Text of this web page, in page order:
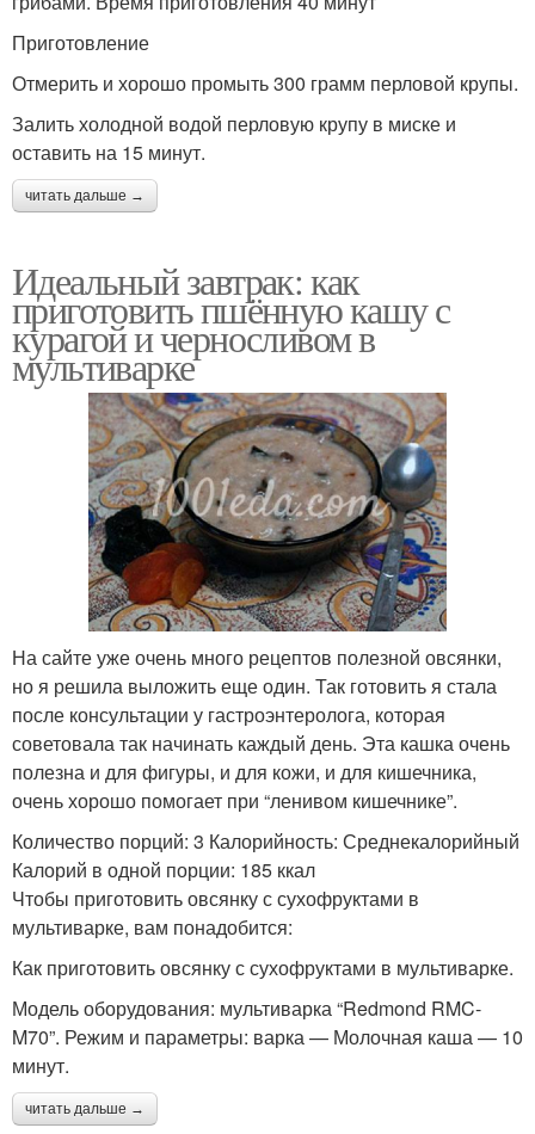
Приготовление
Отмерить и хорошо промыть 300 грамм перловой крупы.
Залить холодной водой перловую крупу в миске и
оставить на 15 минут.
читать дальше →
Идеальный завтрак: как
приготовить пшённую кашу с
курагой и черносливом в
мультиварке
На сайте уже очень много рецептов полезной овсянки,
но я решила выложить еще один. Так готовить я стала
после консультации у гастроэнтеролога, которая
советовала так начинать каждый день. Эта кашка очень
полезна и для фигуры, и для кожи, и для кишечника,
очень хорошо помогает при “ленивом кишечнике”.
Количество порций: 3 Калорийность: Среднекалорийный
Калорий в одной порции: 185 ккал
Чтобы приготовить овсянку с сухофруктами в
мультиварке, вам понадобится:
Как приготовить овсянку с сухофруктами в мультиварке.
Модель оборудования: мультиварка “Redmond RMC-
M70”. Режим и параметры: варка — Молочная каша — 10
минут.
читать дальше →